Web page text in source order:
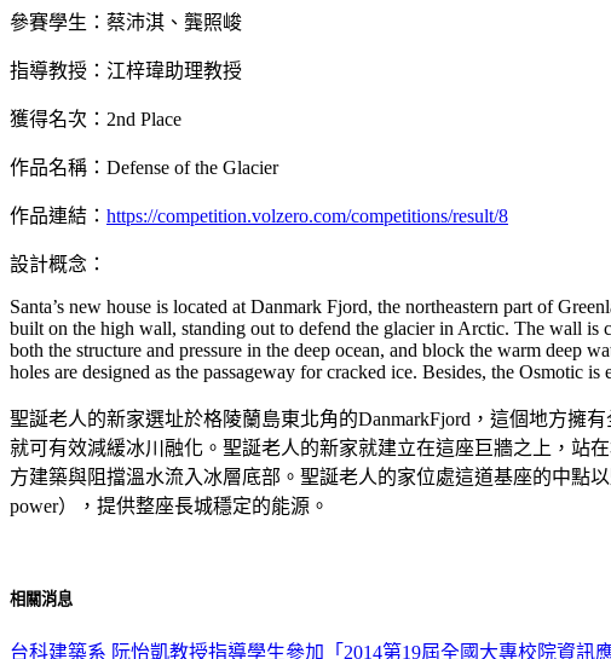
參賽學生：蔡沛淇、龔照峻
指導教授：江梓瑋助理教授
獲得名次：2nd Place
作品名稱：Defense of the Glacier
作品連結： https://competition.volzero.com/competitions/result/8
設計概念：
Santa’s new house is located at Danmark Fjord, the northeastern part of
built on the high wall, standing out to defend the glacier in Arctic. The wall is
both the structure and pressure in the deep ocean, and block the warm deep
holes are designed as the passageway for cracked ice. Besides, the Osmotic
聖誕老人的新家選址於格陵蘭島東北角的DanmarkFjord，這個地方擁
就可有效減緩冰川融化。聖誕老人的新家就建立在這座巨牆之上，
方建築與阻擋溫水流入冰層底部。聖誕老人的家位處這道基座的中點
power），提供整座長城穩定的能源。
相關消息
台科建築系 阮怡凱教授指導學生參加「2014第19屆全國大專校院資訊